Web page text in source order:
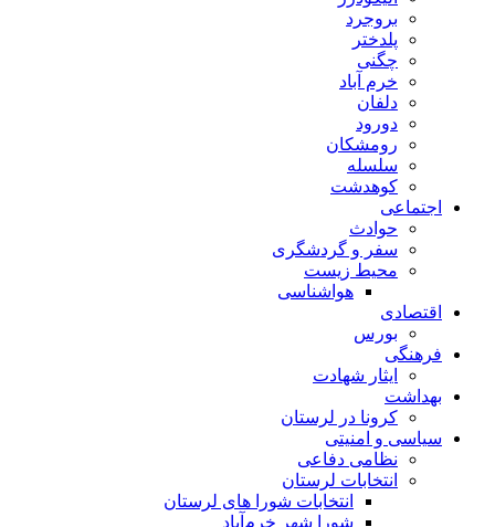
بروجرد
پلدختر
چگنی
خرم آباد
دلفان
دورود
رومشکان
سلسله
کوهدشت
اجتماعی
حوادث
سفر و گردشگری
محیط زیست
هواشناسی
اقتصادی
بورس
فرهنگی
ایثار شهادت
بهداشت
کرونا در لرستان
سیاسی و امنیتی
نظامی دفاعی
انتخابات لرستان
انتخابات شورا های لرستان
شورا شهر خرم‌آباد